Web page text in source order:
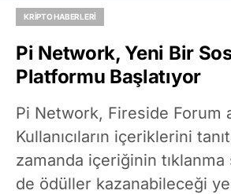
KRIPTO HABERLERI
Pi Network, Yeni Bir
Platformu Başlatıyor
Pi Network, Fireside Forum
Kullanıcıların içeriklerini
zamanda içeriğinin tıklanma
de ödüller kazanabileceği